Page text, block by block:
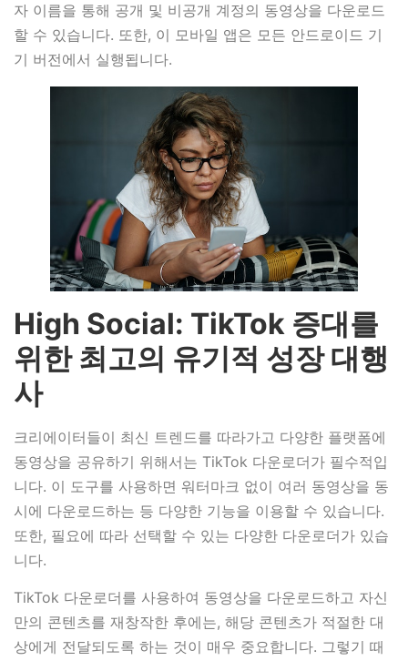
자 이름을 통해 공개 및 비공개 계정의 동영상을 다운로드
할 수 있습니다. 또한, 이 모바일 앱은 모든 안드로이드 기
기 버전에서 실행됩니다.
High Social: TikTok 증대를
위한 최고의 유기적 성장 대행
사
크리에이터들이 최신 트렌드를 따라가고 다양한 플랫폼에
동영상을 공유하기 위해서는 TikTok 다운로더가 필수적입
니다. 이 도구를 사용하면 워터마크 없이 여러 동영상을 동
시에 다운로드하는 등 다양한 기능을 이용할 수 있습니다.
또한, 필요에 따라 선택할 수 있는 다양한 다운로더가 있습
니다.
TikTok 다운로더를 사용하여 동영상을 다운로드하고 자신
만의 콘텐츠를 재창작한 후에는, 해당 콘텐츠가 적절한 대
상에게 전달되도록 하는 것이 매우 중요합니다. 그렇기 때